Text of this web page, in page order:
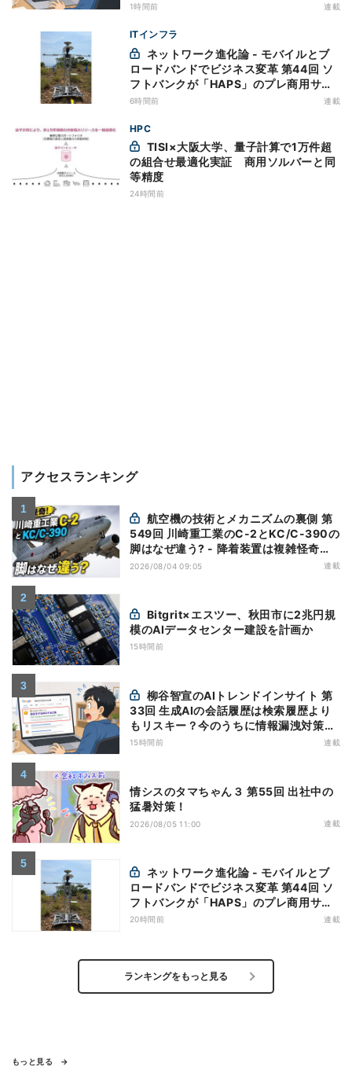
万全にしておこう
1時間前 連載
ITインフラ
ロードバンドでビジネス変革 第44回 ソ
フトバンクが「HAPS」のプレ商用サー
ビス開始を表明、本格的な商用展開のめ
6時間前 連載
HPC
の組合せ最適化実証 商用ソルバーと同
等精度
24時間前
アクセスランキング
549回 川崎重工業のC-2とKC/C-390の
脚はなぜ違う? - 降着装置は複雑怪奇
(5)|軍用輸送機(10)
2026/08/04 09:05 連載
模のAIデータセンター建設を計画か
15時間前
33回 生成AIの会話履歴は検索履歴より
もリスキー？今のうちに情報漏洩対策を
万全にしておこう
15時間前 連載
情シスのタマちゃん３ 第55回 出社中の
猛暑対策！
2026/08/05 11:00 連載
ロードバンドでビジネス変革 第44回 ソ
フトバンクが「HAPS」のプレ商用サー
ビス開始を表明、本格的な商用展開のめ
20時間前 連載
ランキングをもっと見る
もっと見る